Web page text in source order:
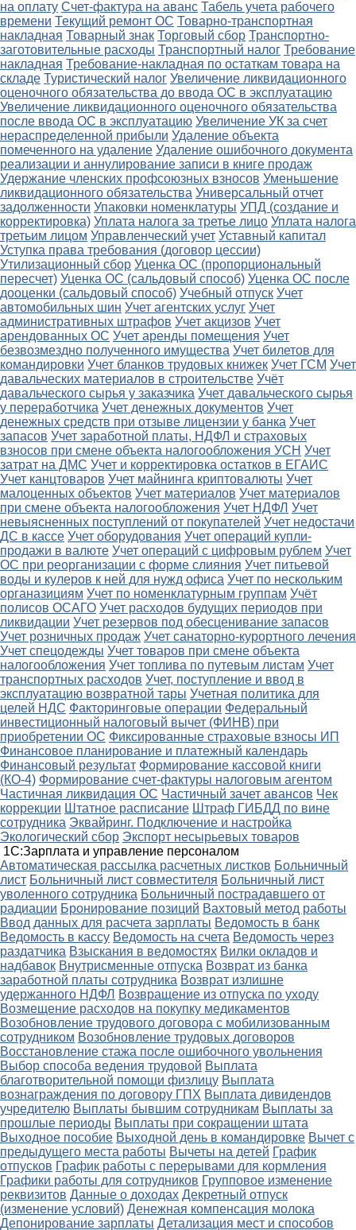
на оплату Счет-фактура на аванс Табель учета рабочего
времени Текущий ремонт ОС Товарно-транспортная
накладная Товарный знак Торговый сбор Транспортно-
заготовительные расходы Транспортный налог Требование
накладная Требование-накладная по остаткам товара на
складе Туристический налог Увеличение ликвидационного
оценочного обязательства до ввода ОС в эксплуатацию
Увеличение ликвидационного оценочного обязательства
после ввода ОС в эксплуатацию Увеличение УК за счет
нераспределенной прибыли Удаление объекта
помеченного на удаление Удаление ошибочного документа
реализации и аннулирование записи в книге продаж
Удержание членских профсоюзных взносов Уменьшение
ликвидационного обязательства Универсальный отчет
задолженности Упаковки номенклатуры УПД (создание и
корректировка) Уплата налога за третье лицо Уплата налога
третьим лицом Управленческий учет Уставный капитал
Уступка права требования (договор цессии)
Утилизационный сбор Уценка ОС (пропорциональный
пересчет) Уценка ОС (сальдовый способ) Уценка ОС после
дооценки (сальдовый способ) Учебный отпуск Учет
автомобильных шин Учет агентских услуг Учет
административных штрафов Учет акцизов Учет
арендованных ОС Учет аренды помещения Учет
безвозмездно полученного имущества Учет билетов для
командировки Учет бланков трудовых книжек Учет ГСМ Учет
давальческих материалов в строительстве Учёт
давальческого сырья у заказчика Учет давальческого сырья
у переработчика Учет денежных документов Учет
денежных средств при отзыве лицензии у банка Учет
запасов Учет заработной платы, НДФЛ и страховых
взносов при смене объекта налогообложения УСН Учет
затрат на ДМС Учет и корректировка остатков в ЕГАИС
Учет канцтоваров Учет майнинга криптовалюты Учет
малоценных объектов Учет материалов Учет материалов
при смене объекта налогообложения Учет НДФЛ Учет
невыясненных поступлений от покупателей Учет недостачи
ДС в кассе Учет оборудования Учет операций купли-
продажи в валюте Учет операций с цифровым рублем Учет
ОС при реорганизации с форме слияния Учет питьевой
воды и кулеров к ней для нужд офиса Учет по нескольким
органазициям Учет по номенклатурным группам Учёт
полисов ОСАГО Учет расходов будущих периодов при
ликвидации Учет резервов под обесценивание запасов
Учет розничных продаж Учет санаторно-курортного лечения
Учет спецодежды Учет товаров при смене объекта
налогообложения Учет топлива по путевым листам Учет
транспортных расходов Учет, поступление и ввод в
эксплуатацию возвратной тары Учетная политика для
целей НДС Факторинговые операции Федеральный
инвестиционный налоговый вычет (ФИНВ) при
приобретении ОС Фиксированные страховые взносы ИП
Финансовое планирование и платежный календарь
Финансовый результат Формирование кассовой книги
(КО-4) Формирование счет-фактуры налоговым агентом
Частичная ликвидация ОС Частичный зачет авансов Чек
коррекции Штатное расписание Штраф ГИБДД по вине
сотрудника Эквайринг. Подключение и настройка
Экологический сбор Экспорт несырьевых товаров
1С:Зарплата и управление персоналом
Автоматическая рассылка расчетных листков Больничный
лист Больничный лист совместителя Больничный лист
уволенного сотрудника Больничный пострадавшего от
радиации Бронирование позиций Вахтовый метод работы
Ввод данных для расчета зарплаты Ведомость в банк
Ведомость в кассу Ведомость на счета Ведомость через
раздатчика Взыскания в ведомостях Вилки окладов и
надбавок Внутрисменные отпуска Возврат из банка
заработной платы сотрудника Возврат излишне
удержанного НДФЛ Возвращение из отпуска по уходу
Возмещение расходов на покупку медикаментов
Возобновление трудового договора с мобилизованным
сотрудником Возобновление трудовых договоров
Восстановление стажа после ошибочного увольнения
Выбор способа ведения трудовой Выплата
благотворительной помощи физлицу Выплата
вознаграждения по договору ГПХ Выплата дивидендов
учредителю Выплаты бывшим сотрудникам Выплаты за
прошлые периоды Выплаты при сокращении штата
Выходное пособие Выходной день в командировке Вычет с
предыдущего места работы Вычеты на детей График
отпусков График работы с перерывами для кормления
Графики работы для сотрудников Групповое изменение
реквизитов Данные о доходах Декретный отпуск
(изменение условий) Денежная компенсация молока
Депонирование зарплаты Детализация мест и способов